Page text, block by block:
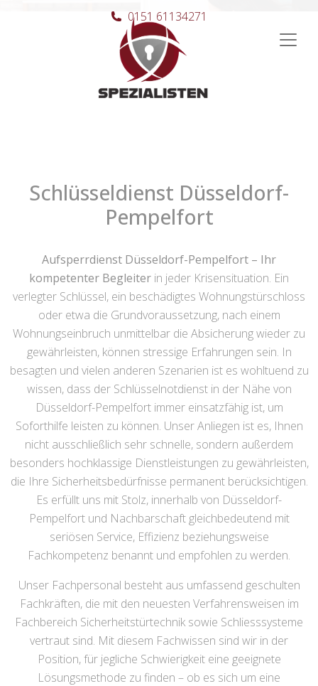
Hauptnavigation
0151 61134271
Schlüsseldienst Düsseldorf-
Pempelfort
Aufsperrdienst Düsseldorf-Pempelfort – Ihr
kompetenter Begleiter in jeder Krisensituation. Ein
verlegter Schlüssel, ein beschädigtes Wohnungstürschloss
oder etwa die Grundvoraussetzung, nach einem
Wohnungseinbruch unmittelbar die Absicherung wieder zu
gewährleisten, können stressige Erfahrungen sein. In
besagten und vielen anderen Szenarien ist es wohltuend zu
wissen, dass der Schlüsselnotdienst in der Nähe von
Düsseldorf-Pempelfort immer einsatzfähig ist, um
Soforthilfe leisten zu können. Unser Anliegen ist es, Ihnen
nicht ausschließlich sehr schnelle, sondern außerdem
besonders hochklassige Dienstleistungen zu gewährleisten,
die Ihre Sicherheitsbedürfnisse permanent berücksichtigen.
Es erfüllt uns mit Stolz, innerhalb von Düsseldorf-
Pempelfort und Nachbarschaft gleichbedeutend mit
seriösen Service, Effizienz beziehungsweise
Fachkompetenz benannt und empfohlen zu werden.
Unser Fachpersonal besteht aus umfassend geschulten
Fachkräften, die mit den neuesten Verfahrensweisen im
Fachbereich Sicherheitstürtechnik sowie Schliesssysteme
vertraut sind. Mit diesem Fachwissen sind wir in der
Position, für jegliche Schwierigkeit eine geeignete
Lösungsmethode zu finden – ob es sich um eine